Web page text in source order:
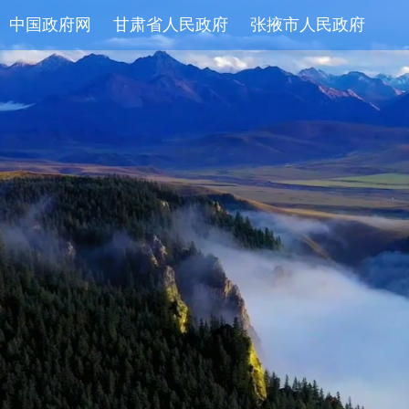
中国政府网 甘肃省人民政府 张掖市人民政府